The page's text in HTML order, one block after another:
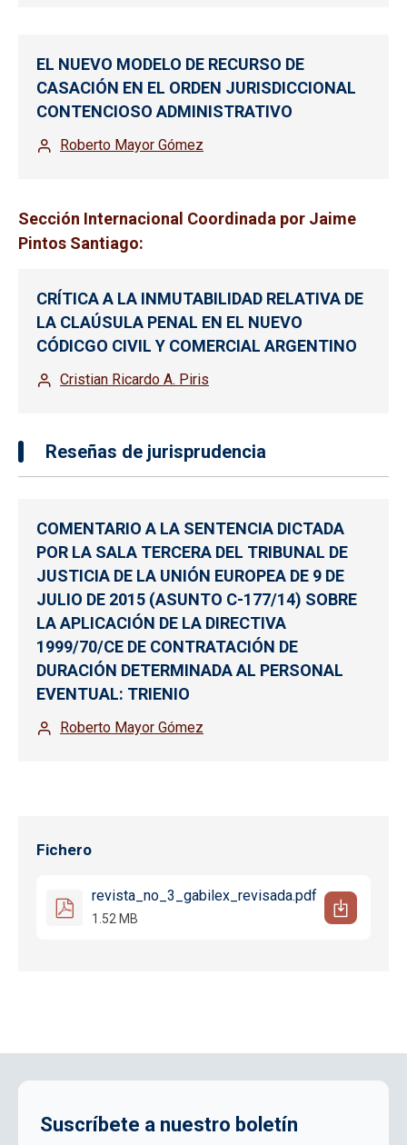
EL NUEVO MODELO DE RECURSO DE
CASACIÓN EN EL ORDEN JURISDICCIONAL
CONTENCIOSO ADMINISTRATIVO
Roberto Mayor Gómez
Sección Internacional Coordinada por Jaime
Pintos Santiago:
CRÍTICA A LA INMUTABILIDAD RELATIVA DE
LA CLAÚSULA PENAL EN EL NUEVO
CÓDICGO CIVIL Y COMERCIAL ARGENTINO
Cristian Ricardo A. Piris
Reseñas de jurisprudencia
COMENTARIO A LA SENTENCIA DICTADA
POR LA SALA TERCERA DEL TRIBUNAL DE
JUSTICIA DE LA UNIÓN EUROPEA DE 9 DE
JULIO DE 2015 (ASUNTO C-177/14) SOBRE
LA APLICACIÓN DE LA DIRECTIVA
1999/70/CE DE CONTRATACIÓN DE
DURACIÓN DETERMINADA AL PERSONAL
EVENTUAL: TRIENIO
Roberto Mayor Gómez
Fichero
revista_no_3_gabilex_revisada.pdf
1.52 MB
Suscríbete a nuestro boletín